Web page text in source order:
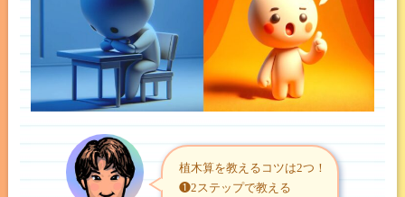
植木算を教えるコツは2つ！
❶2ステップで教える